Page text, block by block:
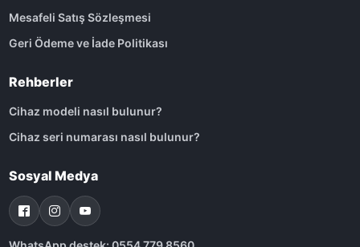
Mesafeli Satış Sözleşmesi
Geri Ödeme ve İade Politikası
Rehberler
Cihaz modeli nasıl bulunur?
Cihaz seri numarası nasıl bulunur?
Sosyal Medya